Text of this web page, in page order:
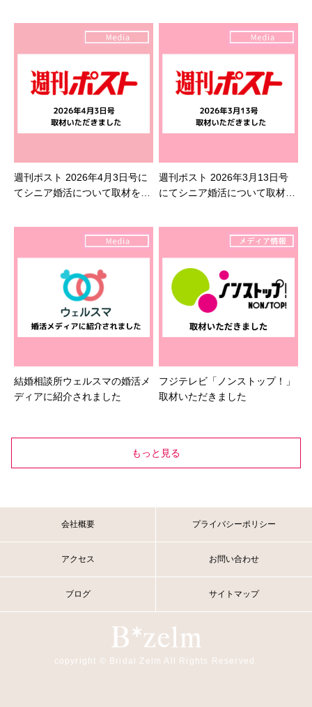
週刊ポスト 2026年4月3日号に
てシニア婚活について取材を受
週刊ポスト 2026年3月13日号
にてシニア婚活について取材を
結婚相談所ウェルスマの婚活メ
ディアに紹介されました
フジテレビ「ノンストップ！」
取材いただきました
もっと見る
会社概要 プライバシーポリシー
アクセス お問い合わせ
ブログ サイトマップ
copyright © Bridal Zelm All Rights Reserved.